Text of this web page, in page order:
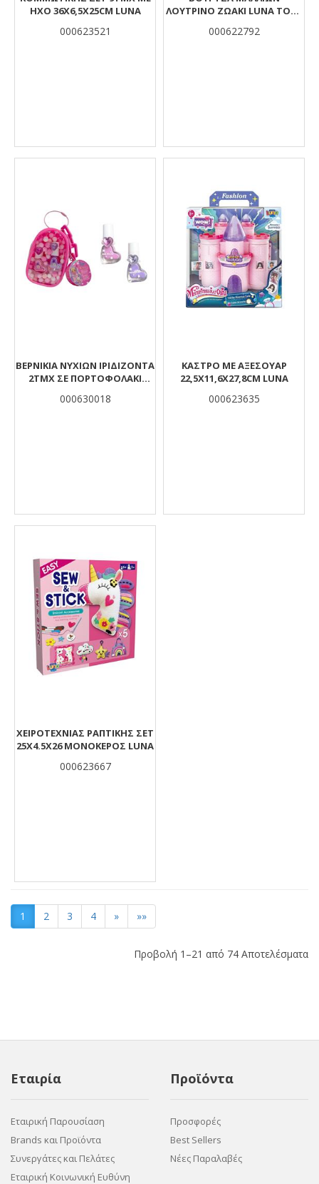
ΗΧΟ 36X6,5X25CM LUNA
000623521
ΛΟΎΤΡΙΝΟ ΖΩΆΚΙ LUNA TOYS
000622792
ΒΕΡΝΙΚΙΑ ΝΥΧΙΏΝ ΙΡΙΔΊΖΟΝΤΑ
2ΤΜΧ ΣΕ ΠΟΡΤΟΦΟΛΆΚΙ
000630018
ΚΑΣΤΡΟ ΜΕ ΑΞΕΣΟΥΑΡ
22,5X11,6X27,8CM LUNA
000623635
ΧΕΙΡΟΤΕΧΝΙΑΣ ΡΑΠΤΙΚΗΣ ΣΕΤ
25X4.5X26 ΜΟΝΟΚΕΡΟΣ LUNA
000623667
1 2 3 4 » »»
Προβολή 1–21 από 74 Αποτελέσματα
Εταιρία
Εταιρική Παρουσίαση
Brands και Προϊόντα
Συνεργάτες και Πελάτες
Εταιρική Κοινωνική Ευθύνη
Προϊόντα
Προσφορές
Best Sellers
Νέες Παραλαβές